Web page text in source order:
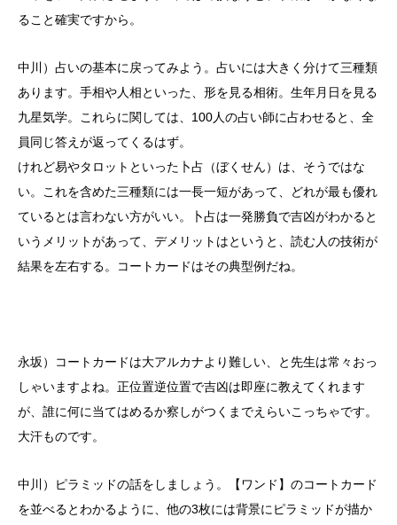
ること確実ですから。
中川）占いの基本に戻ってみよう。占いには大きく分けて三種類
あります。手相や人相といった、形を見る相術。生年月日を見る
九星気学。これらに関しては、100人の占い師に占わせると、全
員同じ答えが返ってくるはず。
けれど易やタロットといった卜占（ぼくせん）は、そうではな
い。これを含めた三種類には一長一短があって、どれが最も優れ
ているとは言わない方がいい。卜占は一発勝負で吉凶がわかると
いうメリットがあって、デメリットはというと、読む人の技術が
結果を左右する。コートカードはその典型例だね。
永坂）コートカードは大アルカナより難しい、と先生は常々おっ
しゃいますよね。正位置逆位置で吉凶は即座に教えてくれます
が、誰に何に当てはめるか察しがつくまでえらいこっちゃです。
大汗ものです。
中川）ピラミッドの話をしましょう。【ワンド】のコートカード
を並べるとわかるように、他の3枚には背景にピラミッドが描か